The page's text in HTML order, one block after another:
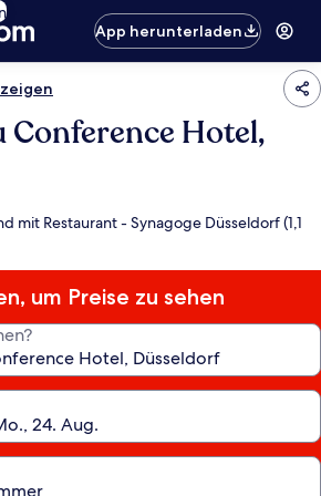
App herunterladen
Conference Hotel,
mit Restaurant - Synagoge Düsseldorf (1,1
um Preise zu sehen